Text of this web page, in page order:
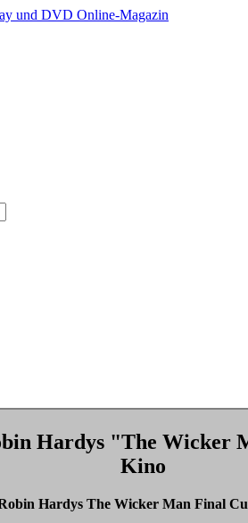
Hardys "The Wicker
Kino